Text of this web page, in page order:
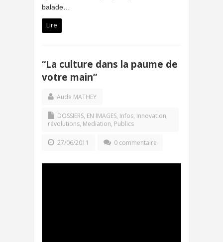
balade…
Lire
“La culture dans la paume de
votre main”
Aude MATHEY
DOSSIERS, EN IMAGES, Infos, Innovation,
révolutions, Mediation, Publics
27/06/2011 0 commentaire